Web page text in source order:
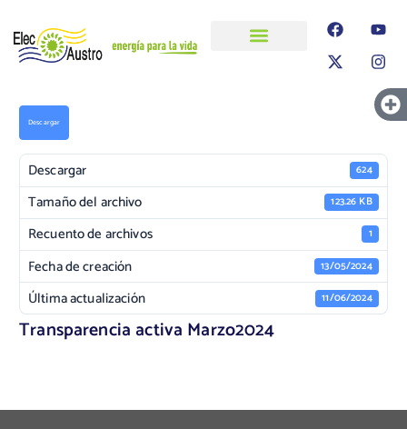
Descargar
Descargar 624
Tamaño del archivo 123.26 KB
Recuento de archivos 1
Fecha de creación 13/05/2024
Última actualización 11/06/2024
Transparencia activa Marzo2024